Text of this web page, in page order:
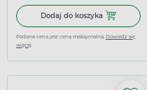
Dodaj do koszyka Dodaj do
Podana cena jest ceną maksymalną. Dowiedz się
więcej